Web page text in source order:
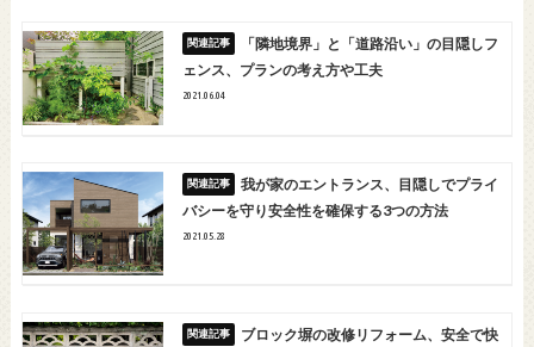
「隣地境界」と「道路沿い」の目隠しフ
ェンス、プランの考え方や工夫
2021.06.04
我が家のエントランス、目隠しでプライ
バシーを守り安全性を確保する3つの方法
2021.05.28
ブロック塀の改修リフォーム、安全で快